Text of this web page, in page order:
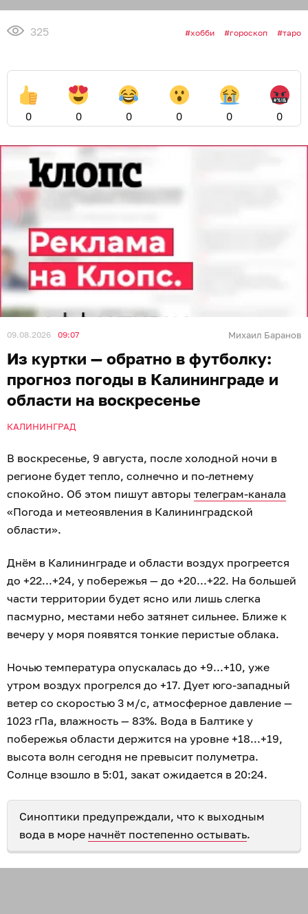
325 хобби гороскоп таро
0 0 0 0 0 0
09.08.2026 09:07 Михаил Баранов
Из куртки — обратно в футболку:
прогноз погоды в Калининграде и
области на воскресенье
КАЛИНИНГРАД
В воскресенье, 9 августа, после холодной ночи в
регионе будет тепло, солнечно и по-летнему
спокойно. Об этом пишут авторы телеграм-канала
«Погода и метеоявления в Калининградской
области».
Днём в Калининграде и области воздух прогреется
до +22...+24, у побережья — до +20...+22. На большей
части территории будет ясно или лишь слегка
пасмурно, местами небо затянет сильнее. Ближе к
вечеру у моря появятся тонкие перистые облака.
Ночью температура опускалась до +9...+10, уже
утром воздух прогрелся до +17. Дует юго-западный
ветер со скоростью 3 м/с, атмосферное давление —
1023 гПа, влажность — 83%. Вода в Балтике у
побережья области держится на уровне +18...+19,
высота волн сегодня не превысит полуметра.
Солнце взошло в 5:01, закат ожидается в 20:24.
Синоптики предупреждали, что к выходным
вода в море начнёт постепенно остывать.